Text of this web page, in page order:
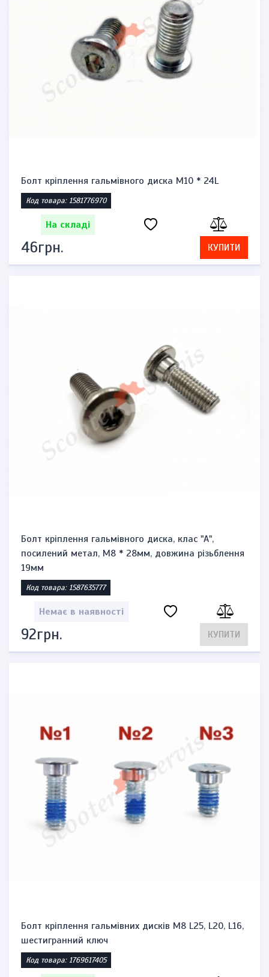
Болт кріплення гальмівного диска М10 * 24L
Код товара: 1581776970
На складі
46грн. КУПИТИ
Болт кріплення гальмівного диска, клас "А",
посилений метал, М8 * 28мм, довжина різьблення
19мм
Код товара: 1587635777
Немає в наявності
92грн. КУПИТИ
Болт кріплення гальмівних дисків М8 L25, L20, L16,
шестигранний ключ
Код товара: 1769617405